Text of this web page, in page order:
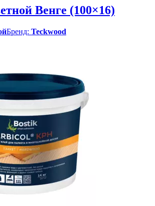
Венге (100×16)
Бренд: Teckwood